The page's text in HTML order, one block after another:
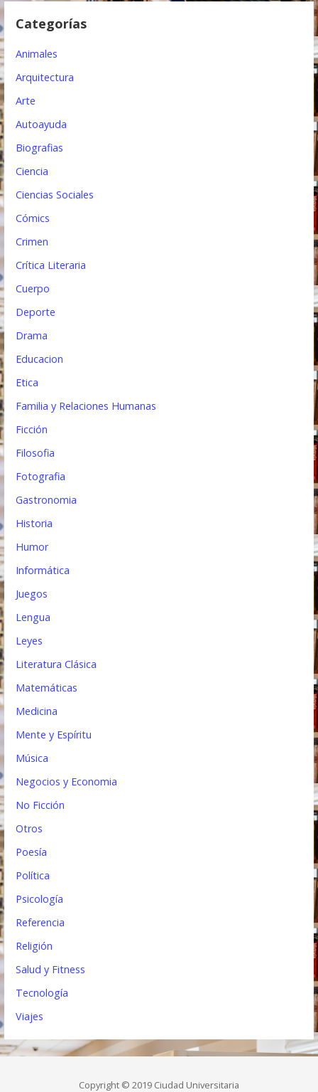
n
d
a
Categorías
Animales
Arquitectura
Arte
Autoayuda
Biografias
Ciencia
Ciencias Sociales
Cómics
Crimen
Crítica Literaria
Cuerpo
Deporte
Drama
Educacion
Etica
Familia y Relaciones Humanas
Ficción
Filosofia
Fotografia
Gastronomia
Historia
Humor
Informática
Juegos
Lengua
Leyes
Literatura Clásica
Matemáticas
Medicina
Mente y Espíritu
Música
Negocios y Economia
No Ficción
Otros
Poesía
Política
Psicología
Referencia
Religión
Salud y Fitness
Tecnología
Viajes
Copyright © 2019 Ciudad Universitaria